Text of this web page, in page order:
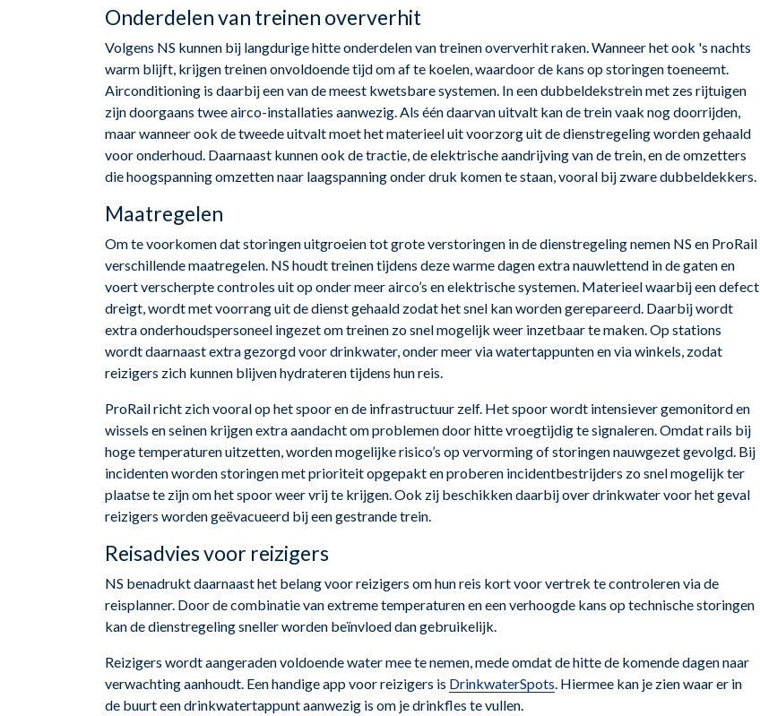
Onderdelen van treinen oververhit
Volgens NS kunnen bij langdurige hitte onderdelen van treinen oververhit raken. Wanneer het ook 's nachts
warm blijft, krijgen treinen onvoldoende tijd om af te koelen, waardoor de kans op storingen toeneemt.
Airconditioning is daarbij een van de meest kwetsbare systemen. In een dubbeldekstrein met zes rijtuigen
zijn doorgaans twee airco-installaties aanwezig. Als één daarvan uitvalt kan de trein vaak nog doorrijden,
maar wanneer ook de tweede uitvalt moet het materieel uit voorzorg uit de dienstregeling worden gehaald
voor onderhoud. Daarnaast kunnen ook de tractie, de elektrische aandrijving van de trein, en de omzetters
die hoogspanning omzetten naar laagspanning onder druk komen te staan, vooral bij zware dubbeldekkers.
Maatregelen
Om te voorkomen dat storingen uitgroeien tot grote verstoringen in de dienstregeling nemen NS en ProRail
verschillende maatregelen. NS houdt treinen tijdens deze warme dagen extra nauwlettend in de gaten en
voert verscherpte controles uit op onder meer airco’s en elektrische systemen. Materieel waarbij een defect
dreigt, wordt met voorrang uit de dienst gehaald zodat het snel kan worden gerepareerd. Daarbij wordt
extra onderhoudspersoneel ingezet om treinen zo snel mogelijk weer inzetbaar te maken. Op stations
wordt daarnaast extra gezorgd voor drinkwater, onder meer via watertappunten en via winkels, zodat
reizigers zich kunnen blijven hydrateren tijdens hun reis.
ProRail richt zich vooral op het spoor en de infrastructuur zelf. Het spoor wordt intensiever gemonitord en
wissels en seinen krijgen extra aandacht om problemen door hitte vroegtijdig te signaleren. Omdat rails bij
hoge temperaturen uitzetten, worden mogelijke risico’s op vervorming of storingen nauwgezet gevolgd. Bij
incidenten worden storingen met prioriteit opgepakt en proberen incidentbestrijders zo snel mogelijk ter
plaatse te zijn om het spoor weer vrij te krijgen. Ook zij beschikken daarbij over drinkwater voor het geval
reizigers worden geëvacueerd bij een gestrande trein.
Reisadvies voor reizigers
NS benadrukt daarnaast het belang voor reizigers om hun reis kort voor vertrek te controleren via de
reisplanner. Door de combinatie van extreme temperaturen en een verhoogde kans op technische storingen
kan de dienstregeling sneller worden beïnvloed dan gebruikelijk.
Reizigers wordt aangeraden voldoende water mee te nemen, mede omdat de hitte de komende dagen naar
verwachting aanhoudt. Een handige app voor reizigers is DrinkwaterSpots . Hiermee kan je zien waar er in
de buurt een drinkwatertappunt aanwezig is om je drinkfles te vullen.